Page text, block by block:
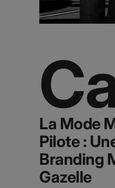
La Mode
Pilote :
Branding
Gazelle